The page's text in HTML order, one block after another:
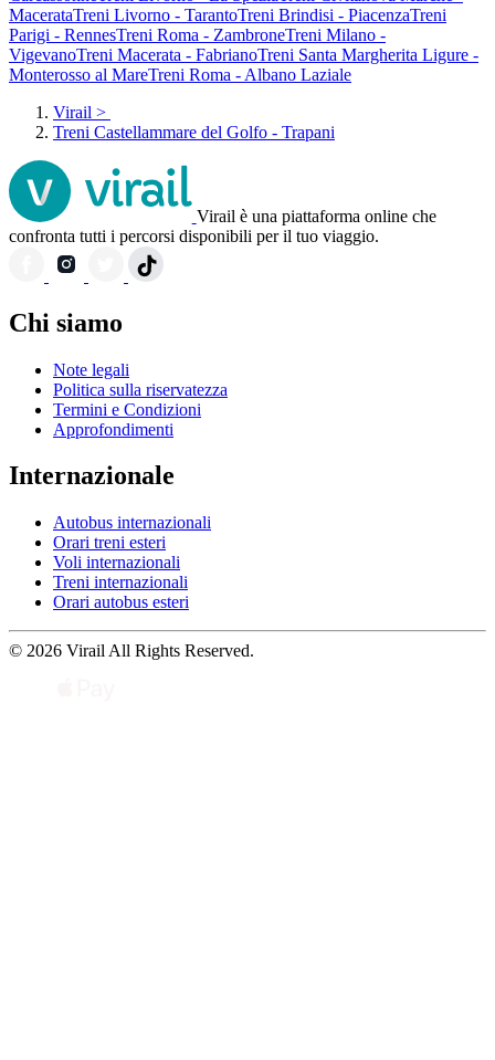
MacerataTreni Livorno - TarantoTreni Brindisi - PiacenzaTreni
Parigi - RennesTreni Roma - ZambroneTreni Milano -
VigevanoTreni Macerata - FabrianoTreni Santa Margherita Ligure -
Monterosso al MareTreni Roma - Albano Laziale
Virail >
Treni Castellammare del Golfo - Trapani
Virail è una piattaforma online che
confronta tutti i percorsi disponibili per il tuo viaggio.
Chi siamo
Note legali
Politica sulla riservatezza
Termini e Condizioni
Approfondimenti
Internazionale
Autobus internazionali
Orari treni esteri
Voli internazionali
Treni internazionali
Orari autobus esteri
© 2026 Virail All Rights Reserved.